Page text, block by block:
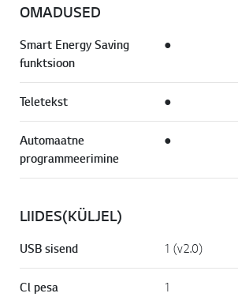
OMADUSED
Smart Energy Saving
funktsioon
●
Teletekst ●
Automaatne
programmeerimine
●
LIIDES(KÜLJEL)
USB sisend 1 (v2.0)
Cl pesa 1